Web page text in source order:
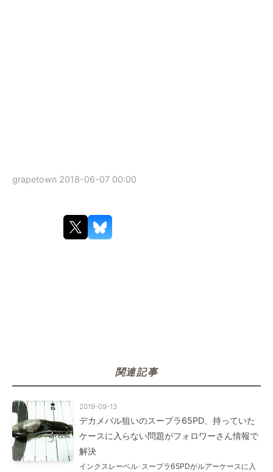
grapetown 2018-06-07 00:00
関連記事
2019-09-13
デカメバル狙いのスープラ65PD、持っていた
ケースに入らない問題がフォロワーさん情報で
解決
インクスレーベル･スープラ65PDがルアーケースに入